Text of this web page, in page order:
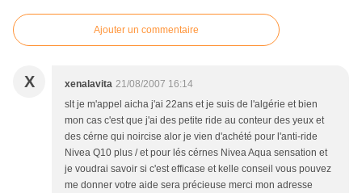
Ajouter un commentaire
X xenalavita 21/08/2007 16:14
slt je m'appel aicha j'ai 22ans et je suis de l'algérie et bien
mon cas c'est que j'ai des petite ride au conteur des yeux et
des cérne qui noircise alor je vien d'achété pour l'anti-ride
Nivea Q10 plus / et pour lés cérnes Nivea Aqua sensation et
je voudrai savoir si c'est efficase et kelle conseil vous pouvez
me donner votre aide sera précieuse merci mon adresse